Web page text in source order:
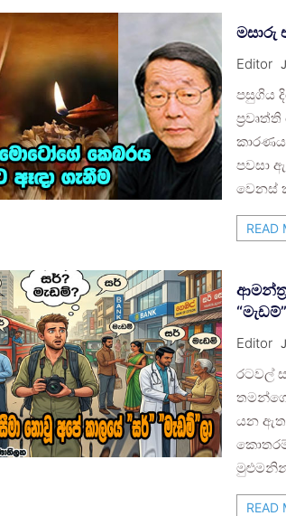
මසාරු
Editor
පසුගිය
පවසා
වෙනස්
READ
Editor
රටවල්
යන
READ